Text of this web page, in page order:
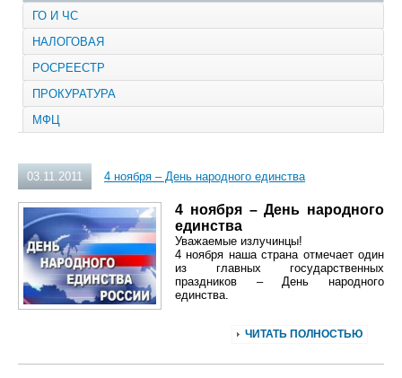
ГО И ЧС
НАЛОГОВАЯ
РОСРЕЕСТР
ПРОКУРАТУРА
МФЦ
03.11.2011 4 ноября – День народного единства
4 ноября – День народного
единства
Уважаемые излучинцы!
4 ноября наша страна отмечает один
из главных государственных
праздников – День народного
единства.
ЧИТАТЬ ПОЛНОСТЬЮ